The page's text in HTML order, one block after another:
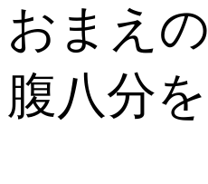
おまえ
腹八分